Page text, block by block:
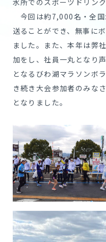
取組み
モータカスタマイズ
DISCOVERY
こんなところで草津電機
COMPANY
会社案内
採用サイト
CONTACT
お問い合わせ一覧
製品に関するお問
資材調達に関する
水所でのスポーツドリン
今回は約7,000名・全国
送ることができ、無事に
ました。また、本年は弊
加をし、社員一丸となり
となるびわ湖マラソンボ
き続き大会参加者のみな
となりました。